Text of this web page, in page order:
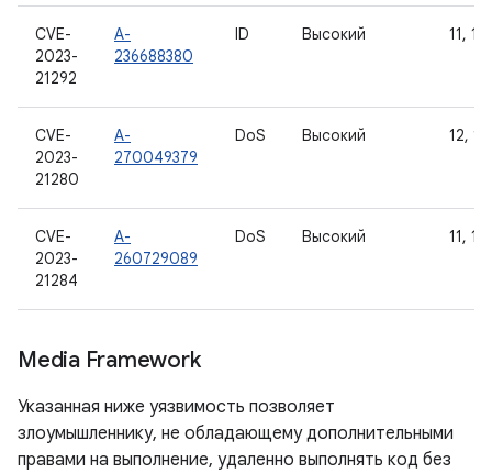
CVE-
2023-
21292
A-
236688380
ID Высокий 11,
CVE-
2023-
21280
A-
270049379
DoS Высокий 12,
CVE-
2023-
21284
A-
260729089
DoS Высокий 11,
Media Framework
Указанная ниже уязвимость позволяет
злоумышленнику, не обладающему дополнительными
правами на выполнение, удаленно выполнять код без